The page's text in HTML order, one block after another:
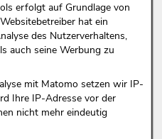
erfolgt auf Grundlage von
hat ein
des Nutzerverhaltens,
auch seine Werbung zu
mit Matomo setzen wir IP-
Ihre IP-Adresse vor der
nicht mehr eindeutig